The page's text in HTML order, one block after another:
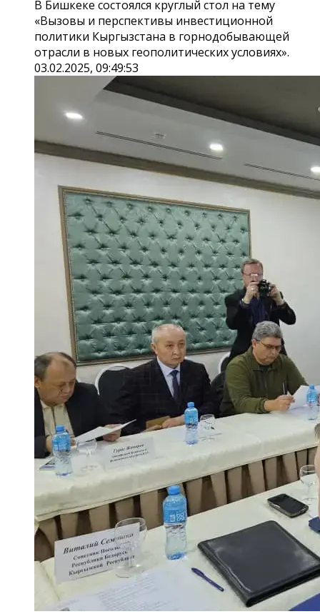
В Бишкеке состоялся круглый стол на тему
«Вызовы и перспективы инвестиционной
политики Кыргызстана в горнодобывающей
отрасли в новых геополитических условиях».
03.02.2025, 09:49:53